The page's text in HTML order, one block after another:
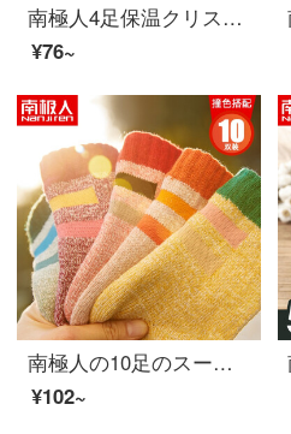
南極人4足保温クリスマス靴下女性靴下ストッキング女性秋冬本命年祝い保温靴下3 D漫画可愛い運動睡眠靴下床靴下中靴下女性
¥76~
南極人の10足のスーツの活力は色の女性の靴下の長い靴下の女性の冬のウールの保温性靴下の厚い床板の靴下の中で靴下の女性の百組の睡眠の靴下の原宿の百組の平均サイズにぶつかります。
¥102~